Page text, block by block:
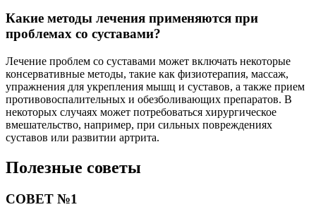
Какие методы лечения применяются при
проблемах со суставами?
Лечение проблем со суставами может включать некоторые
консервативные методы, такие как физиотерапия, массаж,
упражнения для укрепления мышц и суставов, а также прием
противовоспалительных и обезболивающих препаратов. В
некоторых случаях может потребоваться хирургическое
вмешательство, например, при сильных повреждениях
суставов или развитии артрита.
Полезные советы
СОВЕТ №1